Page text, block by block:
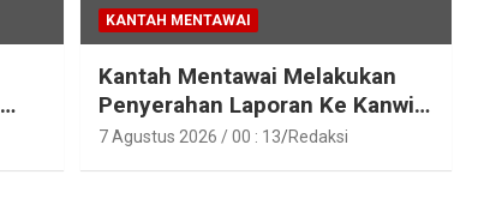
KANTAH MENTAWAI
Kantah Mentawai Melakukan
Penyerahan Laporan Ke Kanwil
Kemen ATR/BPN RI Sumbar
7 Agustus 2026 / 00 : 13 Redaksi